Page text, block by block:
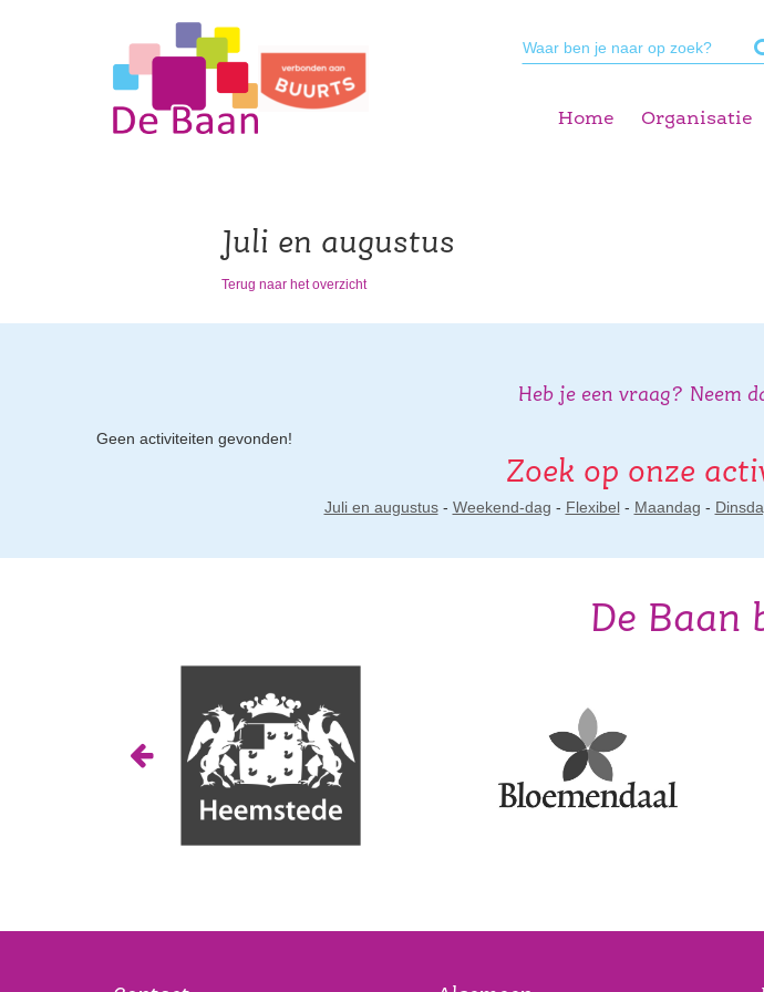
Home Organisatie
Juli en augustus
Terug naar het overzicht
Heb je een vraag? Neem
Geen activiteiten gevonden!
Zoek op onze
Juli en augustus - Weekend-dag - Flexibel - Maandag -
De Baan